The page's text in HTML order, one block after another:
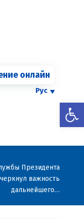
онлайн
Рус
Президента
важность
дальнейшего…
окнеокнеокне